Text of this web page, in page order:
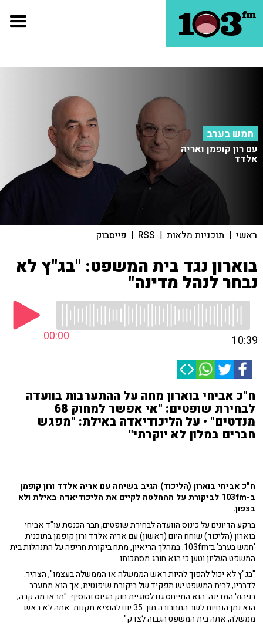
חמש בערב
עם רון קופמן ואריה
אלדד
ראשי | תוכניות מלאות |
RSS
| פייסבוק
בוארון נגד בית המשפט: "בג"ץ לא
נבחר לנהל מדינה"
00:00 10:39
ח"כ אביחי בוארון מחה על ההתערבות בוועדה
לבחירת שופטים: "אי אפשר למחוק 68
מנדטים" • על הליכודיאדה באילת: "מפגש
חברים במלון לא יוקרתי"
ח"כ אביחי בוארון (הליכוד) הגיב בשיחה עם אריה אלדד ורון קופמן
ב-103fm לביקורת על ההחלטה לקיים את הליכודיאדה באילת ולא
בצפון.
ברקע הדיונים על כינוס הוועדה לבחירת שופטים, חבר הכנסת עו"ד אביחי
בוארון (הליכוד) שוחח היום (ראשון) עם אריה אלדד ורון קופמן בתוכנית
'חמש בערב' ב־103fm. במהלך הריאיון, מתח ביקורת חריפה על התנהלות בית
המשפט העליון וטען כי הוא חורג מסמכותו.
"בג"ץ לא יכול להפוך להיות ראש הממשלה או הממשלה בעצמו", הצהיר.
לדבריו, לבית המשפט יש תפקיד של ביקורת שיפוטית, אך הוא מתערב
בניהול המדינה. הוא התייחס גם לסוגיית חוק הגיוס והוסיף: "תראו מה קרה,
הוא נתן הנחיות לשר התחבורה תוך 35 יום להוציא תקנות. אתה לא ראש
ממשלה, אתה בית המשפט הגבוה לצדק".